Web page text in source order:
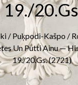
19./
/ Puķpodi-Kašpo /
Un Putti Ainu —
19./20.gs. (2721)